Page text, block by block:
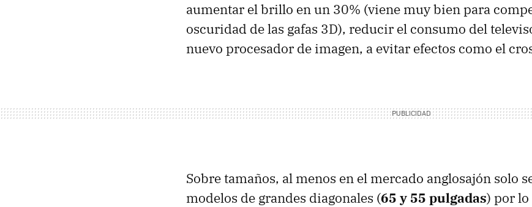
aumentar el brillo en un 30% (viene muy bien para
oscuridad de las gafas 3D), reducir el consumo del
nuevo procesador de imagen, a evitar efectos como el
Sobre tamaños, al menos en el mercado anglosajón solo
modelos de grandes diagonales (65 y 55 pulgadas) por